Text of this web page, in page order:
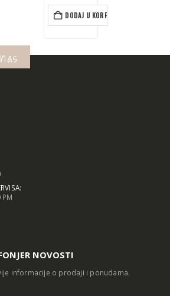
bila:
5.590 rsd.
je:
5.031 rsd.
DODAJ U KORPU
NOVOSTI
informacije o prodaji i ponudama.